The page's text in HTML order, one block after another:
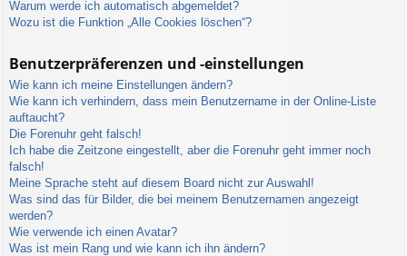
Warum werde ich automatisch abgemeldet?
Wozu ist die Funktion „Alle Cookies löschen“?
Benutzerpräferenzen und -einstellungen
Wie kann ich meine Einstellungen ändern?
Wie kann ich verhindern, dass mein Benutzername in der Online-Liste
auftaucht?
Die Forenuhr geht falsch!
Ich habe die Zeitzone eingestellt, aber die Forenuhr geht immer noch
falsch!
Meine Sprache steht auf diesem Board nicht zur Auswahl!
Was sind das für Bilder, die bei meinem Benutzernamen angezeigt
werden?
Wie verwende ich einen Avatar?
Was ist mein Rang und wie kann ich ihn ändern?